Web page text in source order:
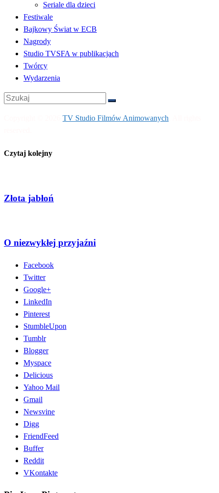
Seriale dla dzieci
Festiwale
Bajkowy Świat w ECB
Nagrody
Studio TVSFA w publikacjach
Twórcy
Wydarzenia
TV Studio Filmów Animowanych
Czytaj kolejny
Złota jabłoń
O niezwykłej przyjaźni
Facebook
Twitter
Google+
LinkedIn
Pinterest
StumbleUpon
Tumblr
Blogger
Myspace
Delicious
Yahoo Mail
Gmail
Newsvine
Digg
FriendFeed
Buffer
Reddit
VKontakte